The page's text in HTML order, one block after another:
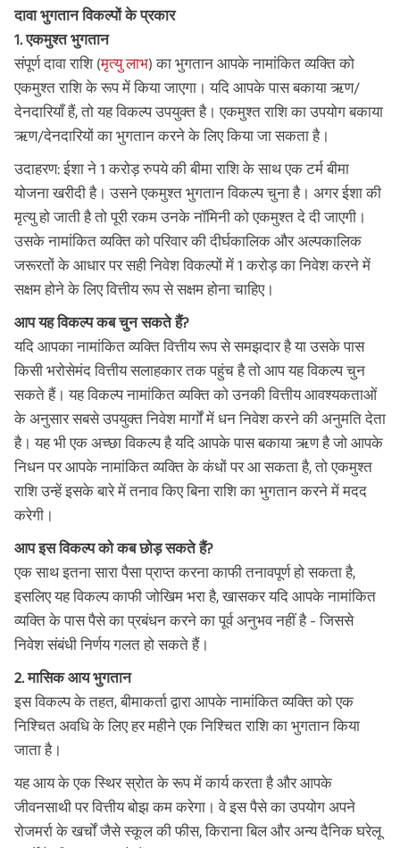
दावा भुगतान विकल्पों के प्रकार
1. एकमुश्त भुगतान
संपूर्ण दावा राशि (मृत्यु लाभ) का भुगतान आपके नामांकित व्यक्ति को
एकमुश्त राशि के रूप में किया जाएगा। यदि आपके पास बकाया ऋण/
देनदारियाँ हैं, तो यह विकल्प उपयुक्त है। एकमुश्त राशि का उपयोग बकाया
ऋण/देनदारियों का भुगतान करने के लिए किया जा सकता है।
उदाहरण: ईशा ने 1 करोड़ रुपये की बीमा राशि के साथ एक टर्म बीमा
योजना खरीदी है। उसने एकमुश्त भुगतान विकल्प चुना है। अगर ईशा की
मृत्यु हो जाती है तो पूरी रकम उनके नॉमिनी को एकमुश्त दे दी जाएगी।
उसके नामांकित व्यक्ति को परिवार की दीर्घकालिक और अल्पकालिक
जरूरतों के आधार पर सही निवेश विकल्पों में 1 करोड़ का निवेश करने में
सक्षम होने के लिए वित्तीय रूप से सक्षम होना चाहिए।
आप यह विकल्प कब चुन सकते हैं?
यदि आपका नामांकित व्यक्ति वित्तीय रूप से समझदार है या उसके पास
किसी भरोसेमंद वित्तीय सलाहकार तक पहुंच है तो आप यह विकल्प चुन
सकते हैं। यह विकल्प नामांकित व्यक्ति को उनकी वित्तीय आवश्यकताओं
के अनुसार सबसे उपयुक्त निवेश मार्गों में धन निवेश करने की अनुमति देता
है। यह भी एक अच्छा विकल्प है यदि आपके पास बकाया ऋण है जो आपके
निधन पर आपके नामांकित व्यक्ति के कंधों पर आ सकता है, तो एकमुश्त
राशि उन्हें इसके बारे में तनाव किए बिना राशि का भुगतान करने में मदद
करेगी।
आप इस विकल्प को कब छोड़ सकते हैं?
एक साथ इतना सारा पैसा प्राप्त करना काफी तनावपूर्ण हो सकता है,
इसलिए यह विकल्प काफी जोखिम भरा है, खासकर यदि आपके नामांकित
व्यक्ति के पास पैसे का प्रबंधन करने का पूर्व अनुभव नहीं है - जिससे
निवेश संबंधी निर्णय गलत हो सकते हैं।
2. मासिक आय भुगतान
इस विकल्प के तहत, बीमाकर्ता द्वारा आपके नामांकित व्यक्ति को एक
निश्चित अवधि के लिए हर महीने एक निश्चित राशि का भुगतान किया
जाता है।
यह आय के एक स्थिर स्रोत के रूप में कार्य करता है और आपके
जीवनसाथी पर वित्तीय बोझ कम करेगा। वे इस पैसे का उपयोग अपने
रोजमर्रा के खर्चों जैसे स्कूल की फीस, किराना बिल और अन्य दैनिक घरेलू